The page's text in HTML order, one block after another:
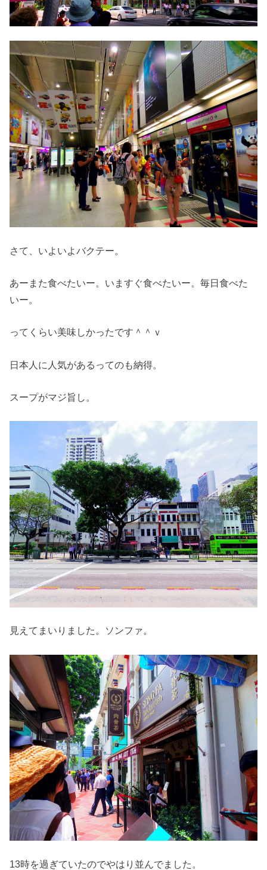
さて、いよいよバクテー。
あーまた食べたいー。いますぐ食べたいー。毎日食べた
いー。
ってくらい美味しかったです＾＾ｖ
日本人に人気があるってのも納得。
スープがマジ旨し。
見えてまいりました。ソンファ。
13時を過ぎていたのでやはり並んでました。